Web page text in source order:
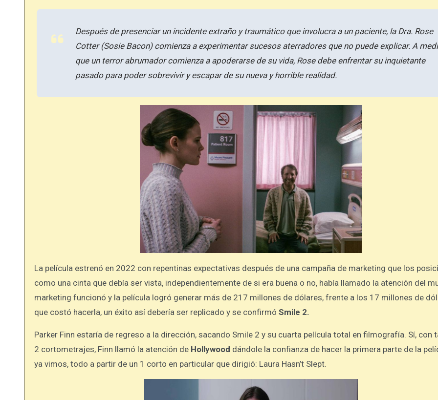
Después de presenciar un incidente extraño y traumático que involucra a un paciente, la Dra. Rose
Cotter (Sosie Bacon) comienza a experimentar sucesos aterradores que no puede explicar. A
que un terror abrumador comienza a apoderarse de su vida, Rose debe enfrentar su inquietante
pasado para poder sobrevivir y escapar de su nueva y horrible realidad.
La película estrenó en 2022 con repentinas expectativas después de una campaña de marketing que los
como una cinta que debía ser vista, independientemente de si era buena o no, había llamado la atención del
marketing funcionó y la película logró generar más de 217 millones de dólares, frente a los 17 millones de
que costó hacerla, un éxito así debería ser replicado y se confirmó Smile 2.
Parker Finn estaría de regreso a la dirección, sacando Smile 2 y su cuarta película total en filmografía. Sí, con
2 cortometrajes, Finn llamó la atención de Hollywood dándole la confianza de hacer la primera parte de la
ya vimos, todo a partir de un 1 corto en particular que dirigió: Laura Hasn’t Slept.